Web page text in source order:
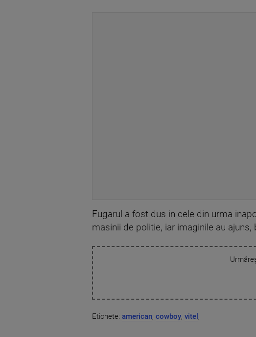
Fugarul a fost dus in cele din urma
masinii de politie, iar imaginile au ajuns,
Etichete: american, cowboy, vitel ,